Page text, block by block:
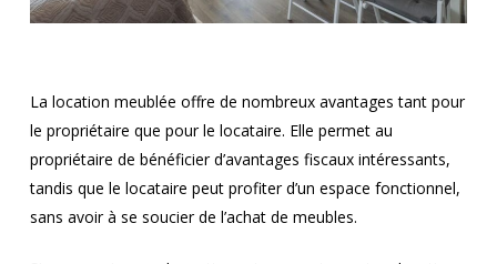
La location meublée offre de nombreux avantages tant pour
le propriétaire que pour le locataire. Elle permet au
propriétaire de bénéficier d’avantages fiscaux intéressants,
tandis que le locataire peut profiter d’un espace fonctionnel,
sans avoir à se soucier de l’achat de meubles.